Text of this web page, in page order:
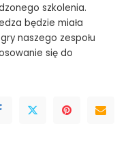
szkolenia.
będzie miała
naszego zespołu
się do